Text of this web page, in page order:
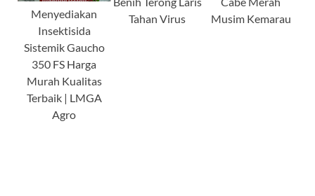
Menyediakan
Insektisida
Sistemik Gaucho
350 FS Harga
Murah Kualitas
Terbaik | LMGA
Agro
Tahan Virus
Musim Kemarau